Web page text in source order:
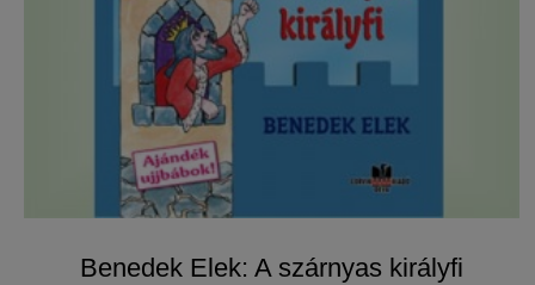
Benedek Elek: A szárnyas királyfi